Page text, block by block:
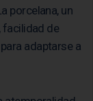
porcelana, un
facilidad de
adaptarse a